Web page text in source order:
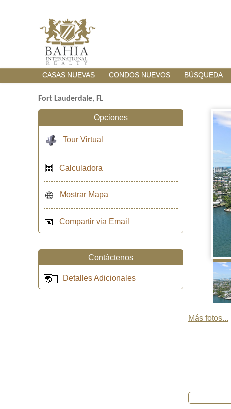
CASAS NUEVAS CONDOS NUEVOS BÚSQUEDA
Fort Lauderdale, FL
Más fotos...
Opciones
Tour Virtual
Calculadora
Mostrar Mapa
Compartir via Email
Contáctenos
Detalles Adicionales